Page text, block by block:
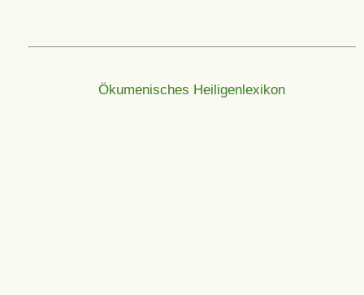
Ökumenisches Heiligenlexikon